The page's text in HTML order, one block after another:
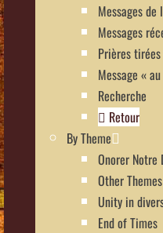
Messages de
Messages
Prières
Message «
Recherche
Retour
By Theme
Onorer Notre
Other Themes
Unity in
End of Times